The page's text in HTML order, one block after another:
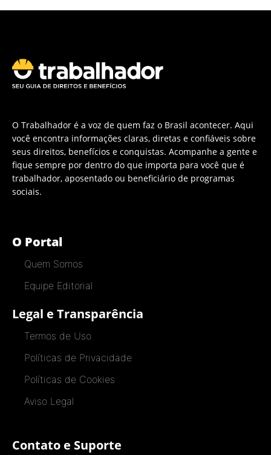
O Trabalhador é a voz de quem faz o Brasil acontecer. Aqui
você encontra informações claras, diretas e confiáveis sobre
seus direitos, benefícios e conquistas. Acompanhe a gente e
fique sempre por dentro do que importa para você que é
trabalhador, aposentado ou beneficiário de programas
sociais.
O Portal
Quem Somos
Equipe Editorial
Legal e Transparência
Termos de Uso
Políticas de Privacidade
Políticas de Cookies
Aviso Legal
Contato e Suporte